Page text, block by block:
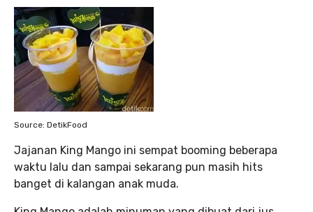
Source: DetikFood
Jajanan King Mango ini sempat booming beberapa
waktu lalu dan sampai sekarang pun masih hits
banget di kalangan anak muda.